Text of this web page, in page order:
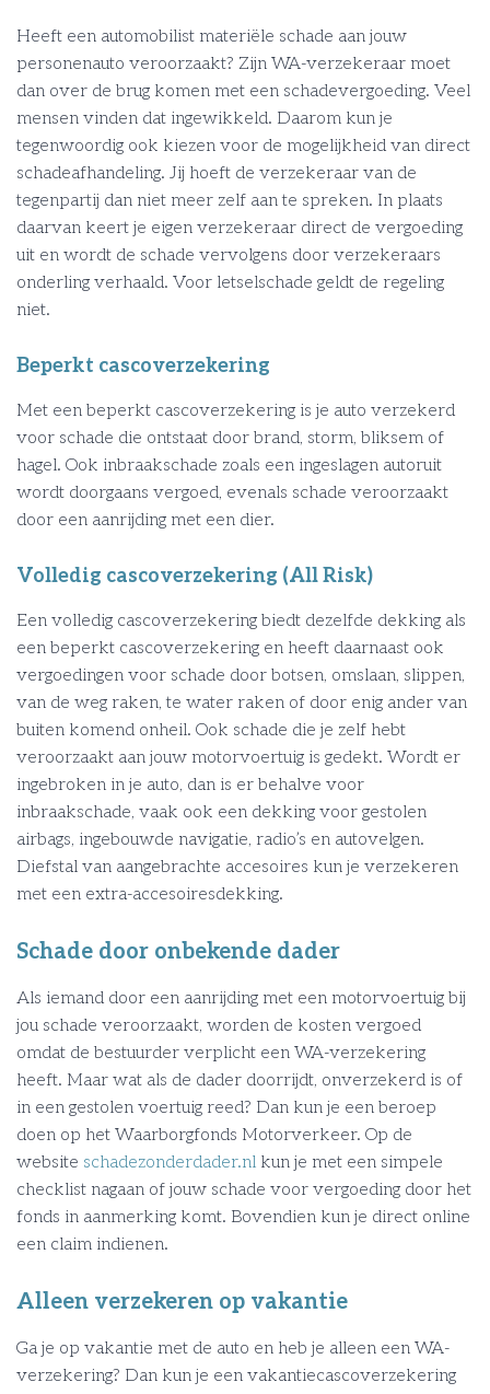
Heeft een automobilist materiële schade aan jouw
personenauto veroorzaakt? Zijn WA-verzekeraar moet
dan over de brug komen met een schadevergoeding. Veel
mensen vinden dat ingewikkeld. Daarom kun je
tegenwoordig ook kiezen voor de mogelijkheid van direct
schadeafhandeling. Jij hoeft de verzekeraar van de
tegenpartij dan niet meer zelf aan te spreken. In plaats
daarvan keert je eigen verzekeraar direct de vergoeding
uit en wordt de schade vervolgens door verzekeraars
onderling verhaald. Voor letselschade geldt de regeling
niet.
Beperkt cascoverzekering
Met een beperkt cascoverzekering is je auto verzekerd
voor schade die ontstaat door brand, storm, bliksem of
hagel. Ook inbraakschade zoals een ingeslagen autoruit
wordt doorgaans vergoed, evenals schade veroorzaakt
door een aanrijding met een dier.
Volledig cascoverzekering (All Risk)
Een volledig cascoverzekering biedt dezelfde dekking als
een beperkt cascoverzekering en heeft daarnaast ook
vergoedingen voor schade door botsen, omslaan, slippen,
van de weg raken, te water raken of door enig ander van
buiten komend onheil. Ook schade die je zelf hebt
veroorzaakt aan jouw motorvoertuig is gedekt. Wordt er
ingebroken in je auto, dan is er behalve voor
inbraakschade, vaak ook een dekking voor gestolen
airbags, ingebouwde navigatie, radio’s en autovelgen.
Diefstal van aangebrachte accesoires kun je verzekeren
met een extra-accesoiresdekking.
Schade door onbekende dader
Als iemand door een aanrijding met een motorvoertuig bij
jou schade veroorzaakt, worden de kosten vergoed
omdat de bestuurder verplicht een WA-verzekering
heeft. Maar wat als de dader doorrijdt, onverzekerd is of
in een gestolen voertuig reed? Dan kun je een beroep
doen op het Waarborgfonds Motorverkeer. Op de
website schadezonderdader.nl kun je met een simpele
checklist nagaan of jouw schade voor vergoeding door het
fonds in aanmerking komt. Bovendien kun je direct online
een claim indienen.
Alleen verzekeren op vakantie
Ga je op vakantie met de auto en heb je alleen een WA-
verzekering? Dan kun je een vakantiecascoverzekering